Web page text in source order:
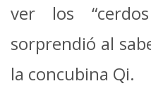
ver los
sorprendió al
la concubina Qi.